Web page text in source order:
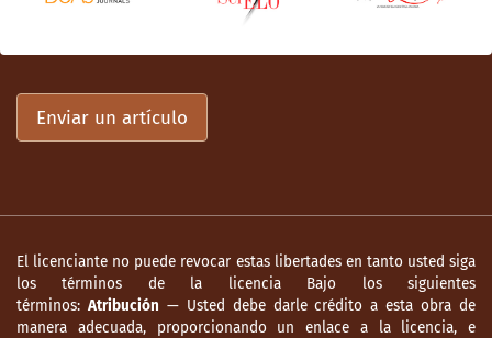
Enviar un artículo
El licenciante no puede revocar estas libertades en tanto usted siga
los términos de la licencia Bajo los siguientes
términos: Atribución — Usted debe darle crédito a esta obra de
manera adecuada, proporcionando un enlace a la licencia, e